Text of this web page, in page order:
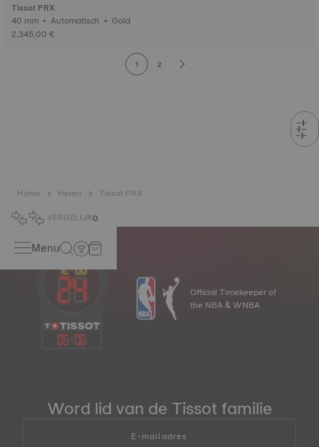
Tissot PRX
40 mm • Automatisch • Gold
2.345,00 €
1 2
Home Heren
Tissot PRX
VERGELIJK0
Menu
05:06
Official Timekeeper of
the NBA & WNBA
Word lid van de Tissot familie
E-mailadres